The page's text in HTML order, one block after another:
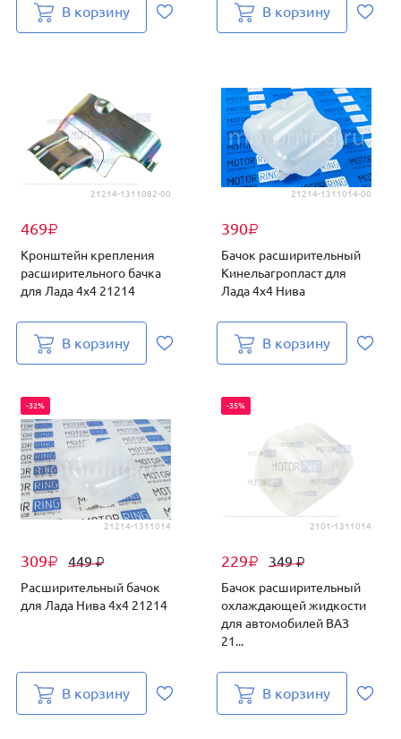
В корзину В корзину
21214-1311082-00
469₽
Кронштейн крепления
расширительного бачка
для Лада 4х4 21214
В корзину
21214-1311014-00
390₽
Бачок расширительный
Кинельагропласт для
Лада 4х4 Нива
В корзину
21214-1311014
309₽ 449₽
-32%
Расширительный бачок
для Лада Нива 4х4 21214
В корзину
2101-1311014
229₽ 349₽
-35%
Бачок расширительный
охлаждающей жидкости
для автомобилей ВАЗ
21...
В корзину